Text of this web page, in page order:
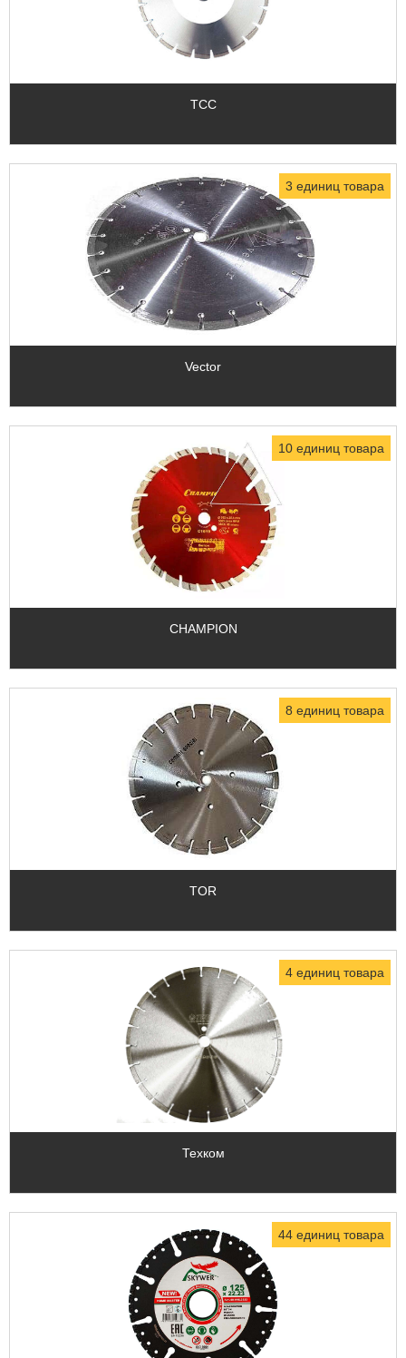
TCC
3 единиц товара
Vector
10 единиц товара
CHAMPION
8 единиц товара
TOR
4 единиц товара
Техком
44 единиц товара